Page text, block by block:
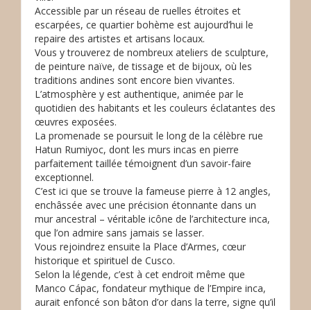
Accessible par un réseau de ruelles étroites et
escarpées, ce quartier bohème est aujourd’hui le
repaire des artistes et artisans locaux.
Vous y trouverez de nombreux ateliers de sculpture,
de peinture naïve, de tissage et de bijoux, où les
traditions andines sont encore bien vivantes.
L’atmosphère y est authentique, animée par le
quotidien des habitants et les couleurs éclatantes des
œuvres exposées.
La promenade se poursuit le long de la célèbre rue
Hatun Rumiyoc, dont les murs incas en pierre
parfaitement taillée témoignent d’un savoir-faire
exceptionnel.
C’est ici que se trouve la fameuse pierre à 12 angles,
enchâssée avec une précision étonnante dans un
mur ancestral – véritable icône de l’architecture inca,
que l’on admire sans jamais se lasser.
Vous rejoindrez ensuite la Place d’Armes, cœur
historique et spirituel de Cusco.
Selon la légende, c’est à cet endroit même que
Manco Cápac, fondateur mythique de l’Empire inca,
aurait enfoncé son bâton d’or dans la terre, signe qu’il